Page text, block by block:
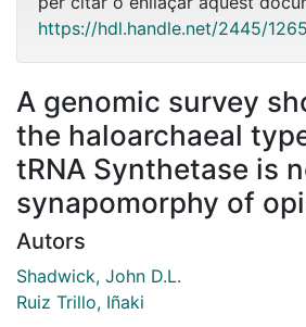
https://hdl.handle.net/2445/
A genomic survey
the haloarchaeal
tRNA Synthetase is
synapomorphy of
Autors
Shadwick, John D.L.
Ruiz Trillo, Iñaki